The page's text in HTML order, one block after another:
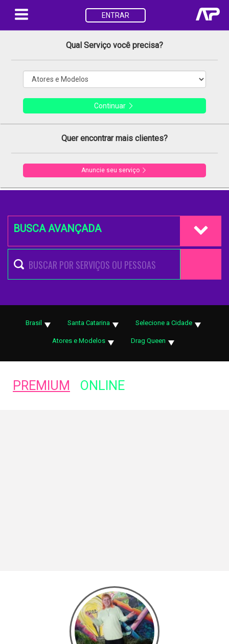
ENTRAR
Qual Serviço você precisa?
Continuar
Quer encontrar mais clientes?
Anuncie seu serviço
BUSCA AVANÇADA
Brasil Santa Catarina Selecione a Cidade
Atores e Modelos Drag Queen
PREMIUM ONLINE